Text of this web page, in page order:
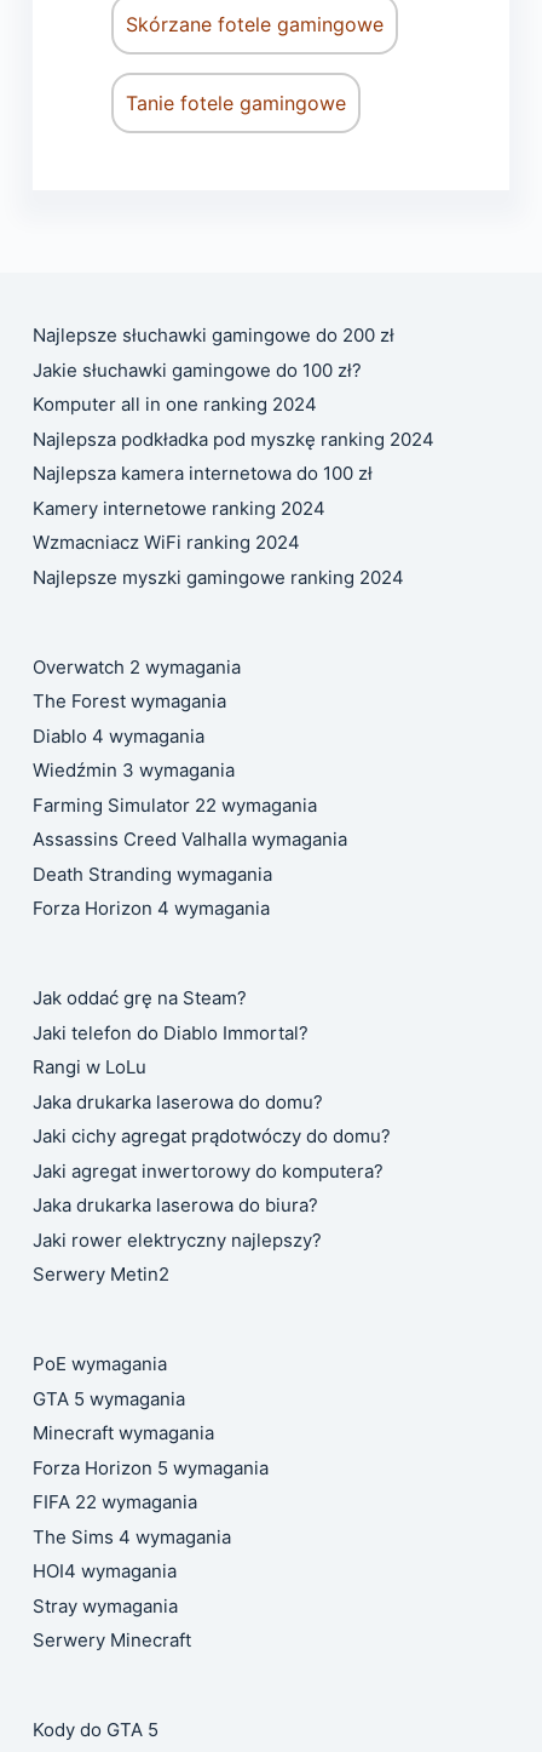
Skórzane fotele gamingowe
Tanie fotele gamingowe
Najlepsze słuchawki gamingowe do 200 zł
Jakie słuchawki gamingowe do 100 zł?
Komputer all in one ranking 2024
Najlepsza podkładka pod myszkę ranking 2024
Najlepsza kamera internetowa do 100 zł
Kamery internetowe ranking 2024
Wzmacniacz WiFi ranking 2024
Najlepsze myszki gamingowe ranking 2024
Overwatch 2 wymagania
The Forest wymagania
Diablo 4 wymagania
Wiedźmin 3 wymagania
Farming Simulator 22 wymagania
Assassins Creed Valhalla wymagania
Death Stranding wymagania
Forza Horizon 4 wymagania
Jak oddać grę na Steam?
Jaki telefon do Diablo Immortal?
Rangi w LoLu
Jaka drukarka laserowa do domu?
Jaki cichy agregat prądotwóczy do domu?
Jaki agregat inwertorowy do komputera?
Jaka drukarka laserowa do biura?
Jaki rower elektryczny najlepszy?
Serwery Metin2
PoE wymagania
GTA 5 wymagania
Minecraft wymagania
Forza Horizon 5 wymagania
FIFA 22 wymagania
The Sims 4 wymagania
HOI4 wymagania
Stray wymagania
Serwery Minecraft
Kody do GTA 5